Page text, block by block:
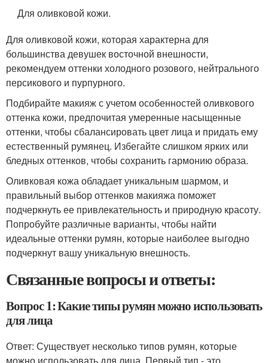
Для оливковой кожи.
Для оливковой кожи, которая характерна для
большинства девушек восточной внешности,
рекомендуем оттенки холодного розового, нейтрального
персикового и пурпурного.
Подбирайте макияж с учетом особенностей оливкового
оттенка кожи, предпочитая умеренные насыщенные
оттенки, чтобы сбалансировать цвет лица и придать ему
естественный румянец. Избегайте слишком ярких или
бледных оттенков, чтобы сохранить гармонию образа.
Оливковая кожа обладает уникальным шармом, и
правильный выбор оттенков макияжа поможет
подчеркнуть ее привлекательность и природную красоту.
Попробуйте различные варианты, чтобы найти
идеальные оттенки румян, которые наиболее выгодно
подчеркнут вашу уникальную внешность.
Связанные вопросы и ответы:
Вопрос 1: Какие типы румян можно использовать
для лица
Ответ: Существует несколько типов румян, которые